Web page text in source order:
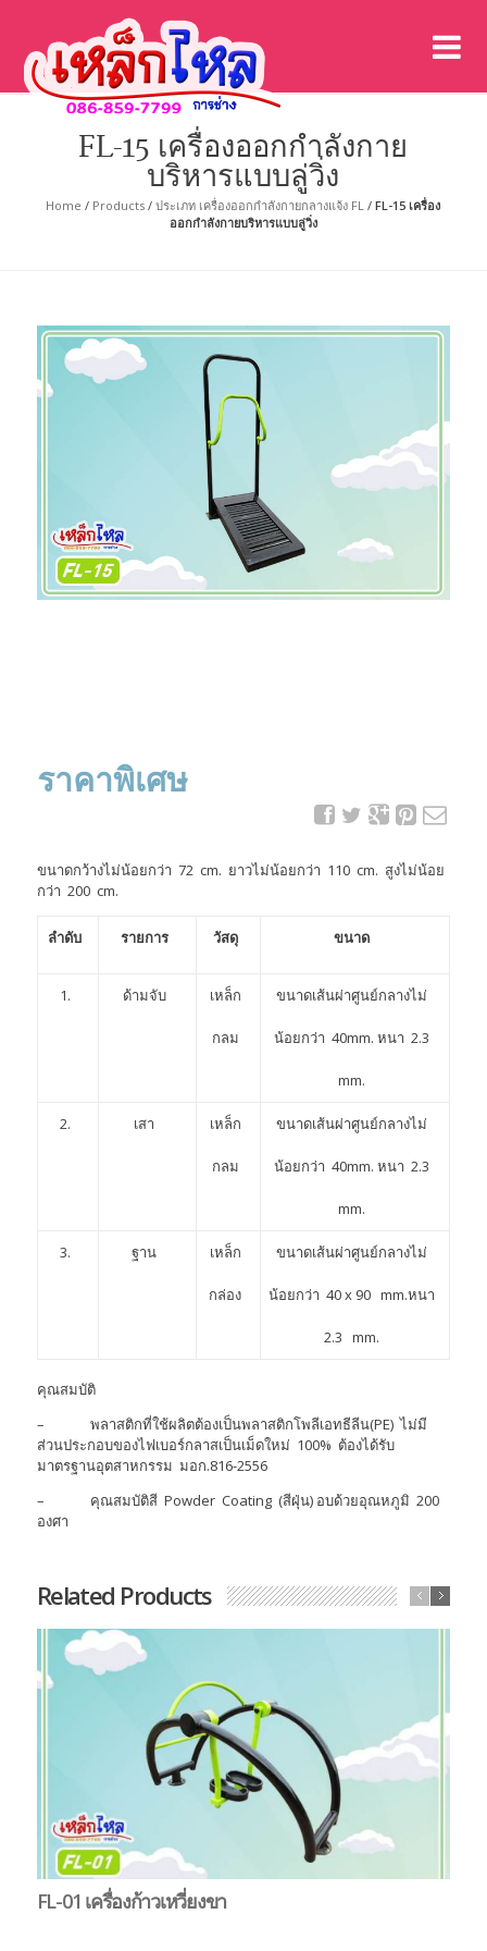
FL-15 เครื่องออกกำลังกาย
บริหารแบบลู่วิ่ง
Home / Products /ประเภท เครื่องออกกำลังกายกลางแจ้ง FL /FL-15 เครื่อง
ออกกำลังกายบริหารแบบลู่วิ่ง
ราคาพิเศษ
ขนาดกว้างไม่น้อยกว่า 72 cm. ยาวไม่น้อยกว่า 110 cm. สูงไม่น้อย
กว่า 200 cm.
ลำดับ รายการ วัสดุ ขนาด
1. ด้ามจับ เหล็ก
กลม
ขนาดเส้นผ่าศูนย์กลางไม่
น้อยกว่า 40mm. หนา 2.3
mm.
2. เสา เหล็ก
กลม
ขนาดเส้นผ่าศูนย์กลางไม่
น้อยกว่า 40mm. หนา 2.3
mm.
3. ฐาน เหล็ก
กล่อง
ขนาดเส้นผ่าศูนย์กลางไม่
น้อยกว่า 40 x 90 mm.หนา
2.3 mm.
คุณสมบัติ
– พลาสติกที่ใช้ผลิตต้องเป็นพลาสติกโพลีเอทธีลีน(PE) ไม่มี
ส่วนประกอบของไฟเบอร์กลาสเป็นเม็ดใหม่ 100% ต้องได้รับ
มาตรฐานอุตสาหกรรม มอก.816-2556
– คุณสมบัติสี Powder Coating (สีฝุ่น) อบด้วยอุณหภูมิ 200
องศา
Related Products
FL-01 เครื่องก้าวเหวี่ยงขา